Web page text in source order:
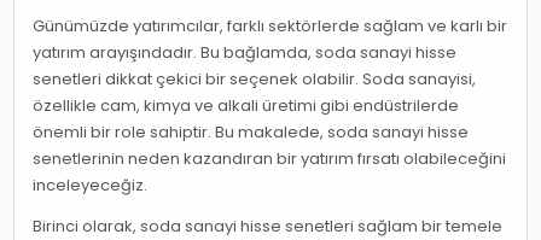
Günümüzde yatırımcılar, farklı sektörlerde sağlam ve karlı bir
yatırım arayışındadır. Bu bağlamda, soda sanayi hisse
senetleri dikkat çekici bir seçenek olabilir. Soda sanayisi,
özellikle cam, kimya ve alkali üretimi gibi endüstrilerde
önemli bir role sahiptir. Bu makalede, soda sanayi hisse
senetlerinin neden kazandıran bir yatırım fırsatı olabileceğini
inceleyeceğiz.
Birinci olarak, soda sanayi hisse senetleri sağlam bir temele